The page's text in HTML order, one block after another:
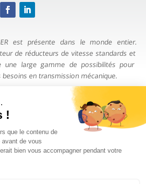
est présente dans le monde entier.
de réducteurs de vitesse standards et
une large gamme de possibilités pour
en transmission mécanique.
NOUS
20 00